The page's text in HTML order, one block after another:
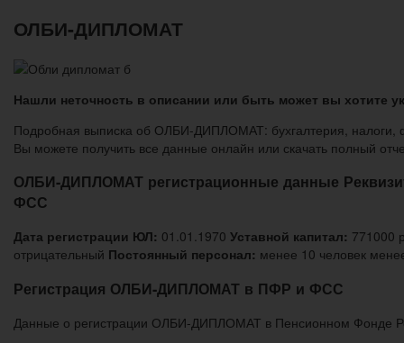
ОЛБИ-ДИПЛОМАТ
Нашли неточность в описании или быть может вы хотите
Подробная выписка об ОЛБИ-ДИПЛОМАТ: бухгалтерия,
Вы можете получить все данные онлайн или скачать полный
ОЛБИ-ДИПЛОМАТ регистрационные данные
ФСС
Дата регистрации ЮЛ: 01.01.1970 Уставной капитал: 771000
отрицательный Постоянный персонал: менее 10 человек
Регистрация ОЛБИ-ДИПЛОМАТ в ПФР и ФСС
Данные о регистрации ОЛБИ-ДИПЛОМАТ в Пенсионном Фонде